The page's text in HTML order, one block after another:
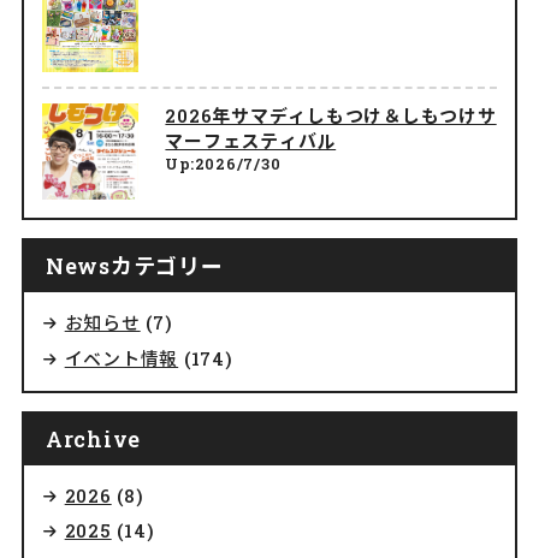
2026年サマディしもつけ＆しもつけサ
マーフェスティバル
Up:2026/7/30
Newsカテゴリー
お知らせ (7)
イベント情報 (174)
Archive
2026 (8)
2025 (14)